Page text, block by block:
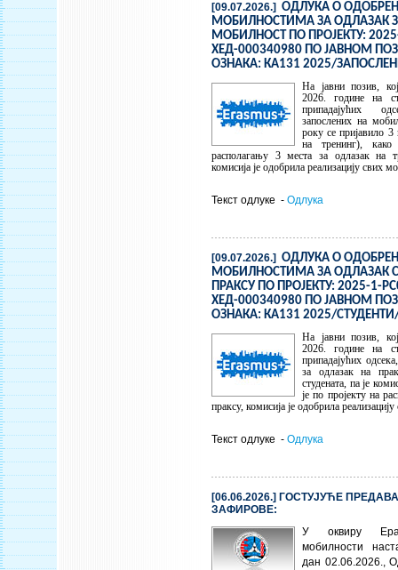
[09.07.2026.] ОДЛУКА О
МОБИЛНОСТИМА ЗА ОДЛАЗАК
МОБИЛНОСТ ПО ПРОЈЕКТУ:
ХЕД-000340980 ПО ЈАВНОМ
ОЗНАКА: КА131 2025/
На јавни позив,
2026. године на
припадајућих
запослених на
року се пријавило 3
на тренинг),
располагању 3 места за одлазак на
комисија је одобрила реализацију свих
Текст одлуке - Одлука
[09.07.2026.] ОДЛУКА О
МОБИЛНОСТИМА ЗА ОДЛАЗАК
ПРАКСУ ПО ПРОЈЕКТУ: 2025-1-
ХЕД-000340980 ПО ЈАВНОМ
ОЗНАКА: КА131 2025/
На јавни позив,
2026. године на
припадајућих
за одлазак на
студената, па је
је по пројекту на
праксу, комисија је одобрила
Текст одлуке - Одлука
[06.06.2026.] ГОСТУЈУЋЕ
ЗАФИРОВЕ:
У оквиру
мобилности
дан 02.06.2026.,